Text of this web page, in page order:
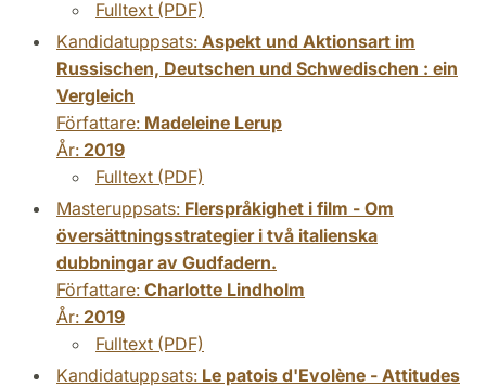
Fulltext (PDF)
Kandidatuppsats: Aspekt und Aktionsart im
Russischen, Deutschen und Schwedischen : ein
Vergleich
Författare: Madeleine Lerup
År: 2019
Fulltext (PDF)
Masteruppsats: Flerspråkighet i film - Om
översättningsstrategier i två italienska
dubbningar av Gudfadern.
Författare: Charlotte Lindholm
År: 2019
Fulltext (PDF)
Kandidatuppsats: Le patois d'Evolène - Attitudes